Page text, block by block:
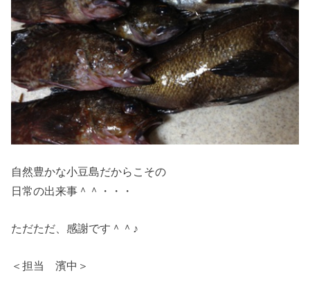
自然豊かな小豆島だからこその
日常の出来事＾＾・・・
ただただ、感謝です＾＾♪
＜担当 濱中＞